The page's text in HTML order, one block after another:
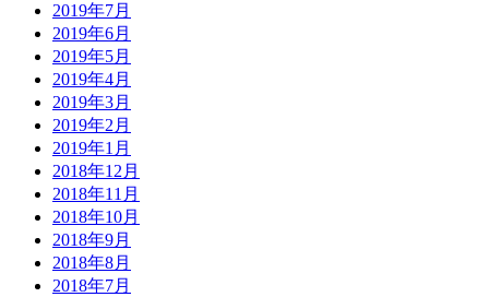
2019年7月
2019年6月
2019年5月
2019年4月
2019年3月
2019年2月
2019年1月
2018年12月
2018年11月
2018年10月
2018年9月
2018年8月
2018年7月